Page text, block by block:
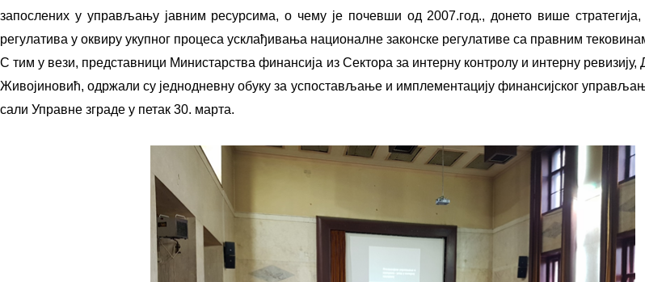
запослених у управљању јавним ресурсима, о чему је почевши од 2007.год., донето више стратегија,
регулатива у оквиру укупног процеса усклађивања националне законске регулативе са правним
С тим у вези, представници Министарства финансија из Сектора за интерну контролу и интерну ревизију,
Живојиновић, одржали су једнодневну обуку за успостављање и имплементацију финансијског
сали Управне зграде у петак 30. марта.